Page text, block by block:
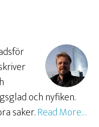
och nyfiken.
saker.Read More…